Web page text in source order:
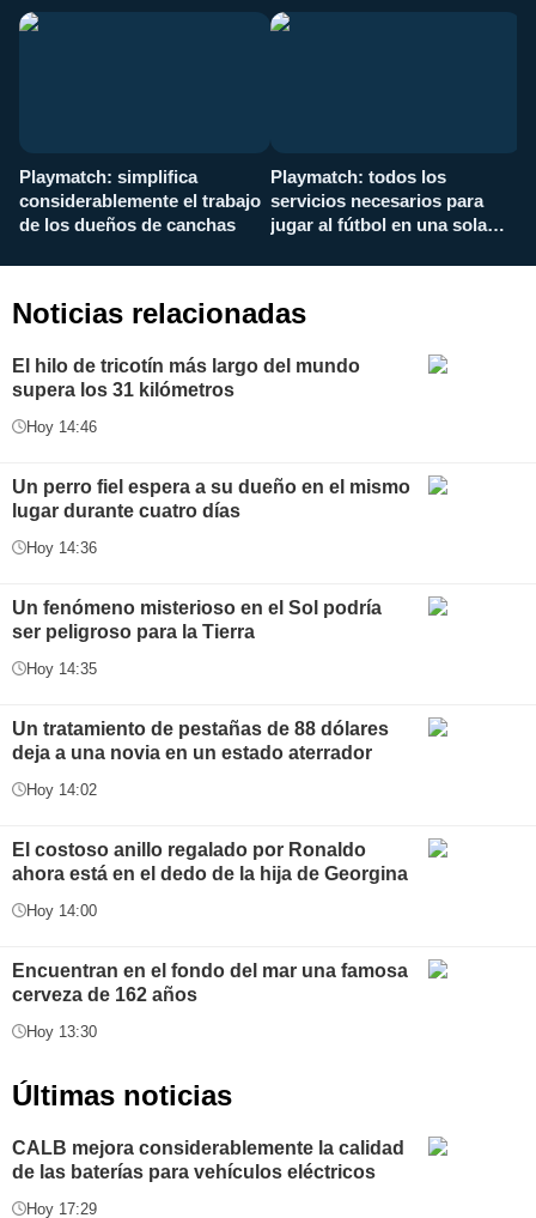
Playmatch: simplifica
considerablemente el trabajo
de los dueños de canchas
Playmatch: todos los
servicios necesarios para
jugar al fútbol en una sola
Noticias relacionadas
El hilo de tricotín más largo del mundo
supera los 31 kilómetros
Hoy 14:46
Un perro fiel espera a su dueño en el mismo
lugar durante cuatro días
Hoy 14:36
Un fenómeno misterioso en el Sol podría
ser peligroso para la Tierra
Hoy 14:35
Un tratamiento de pestañas de 88 dólares
deja a una novia en un estado aterrador
Hoy 14:02
El costoso anillo regalado por Ronaldo
ahora está en el dedo de la hija de Georgina
Hoy 14:00
Encuentran en el fondo del mar una famosa
cerveza de 162 años
Hoy 13:30
Últimas noticias
CALB mejora considerablemente la calidad
de las baterías para vehículos eléctricos
Hoy 17:29